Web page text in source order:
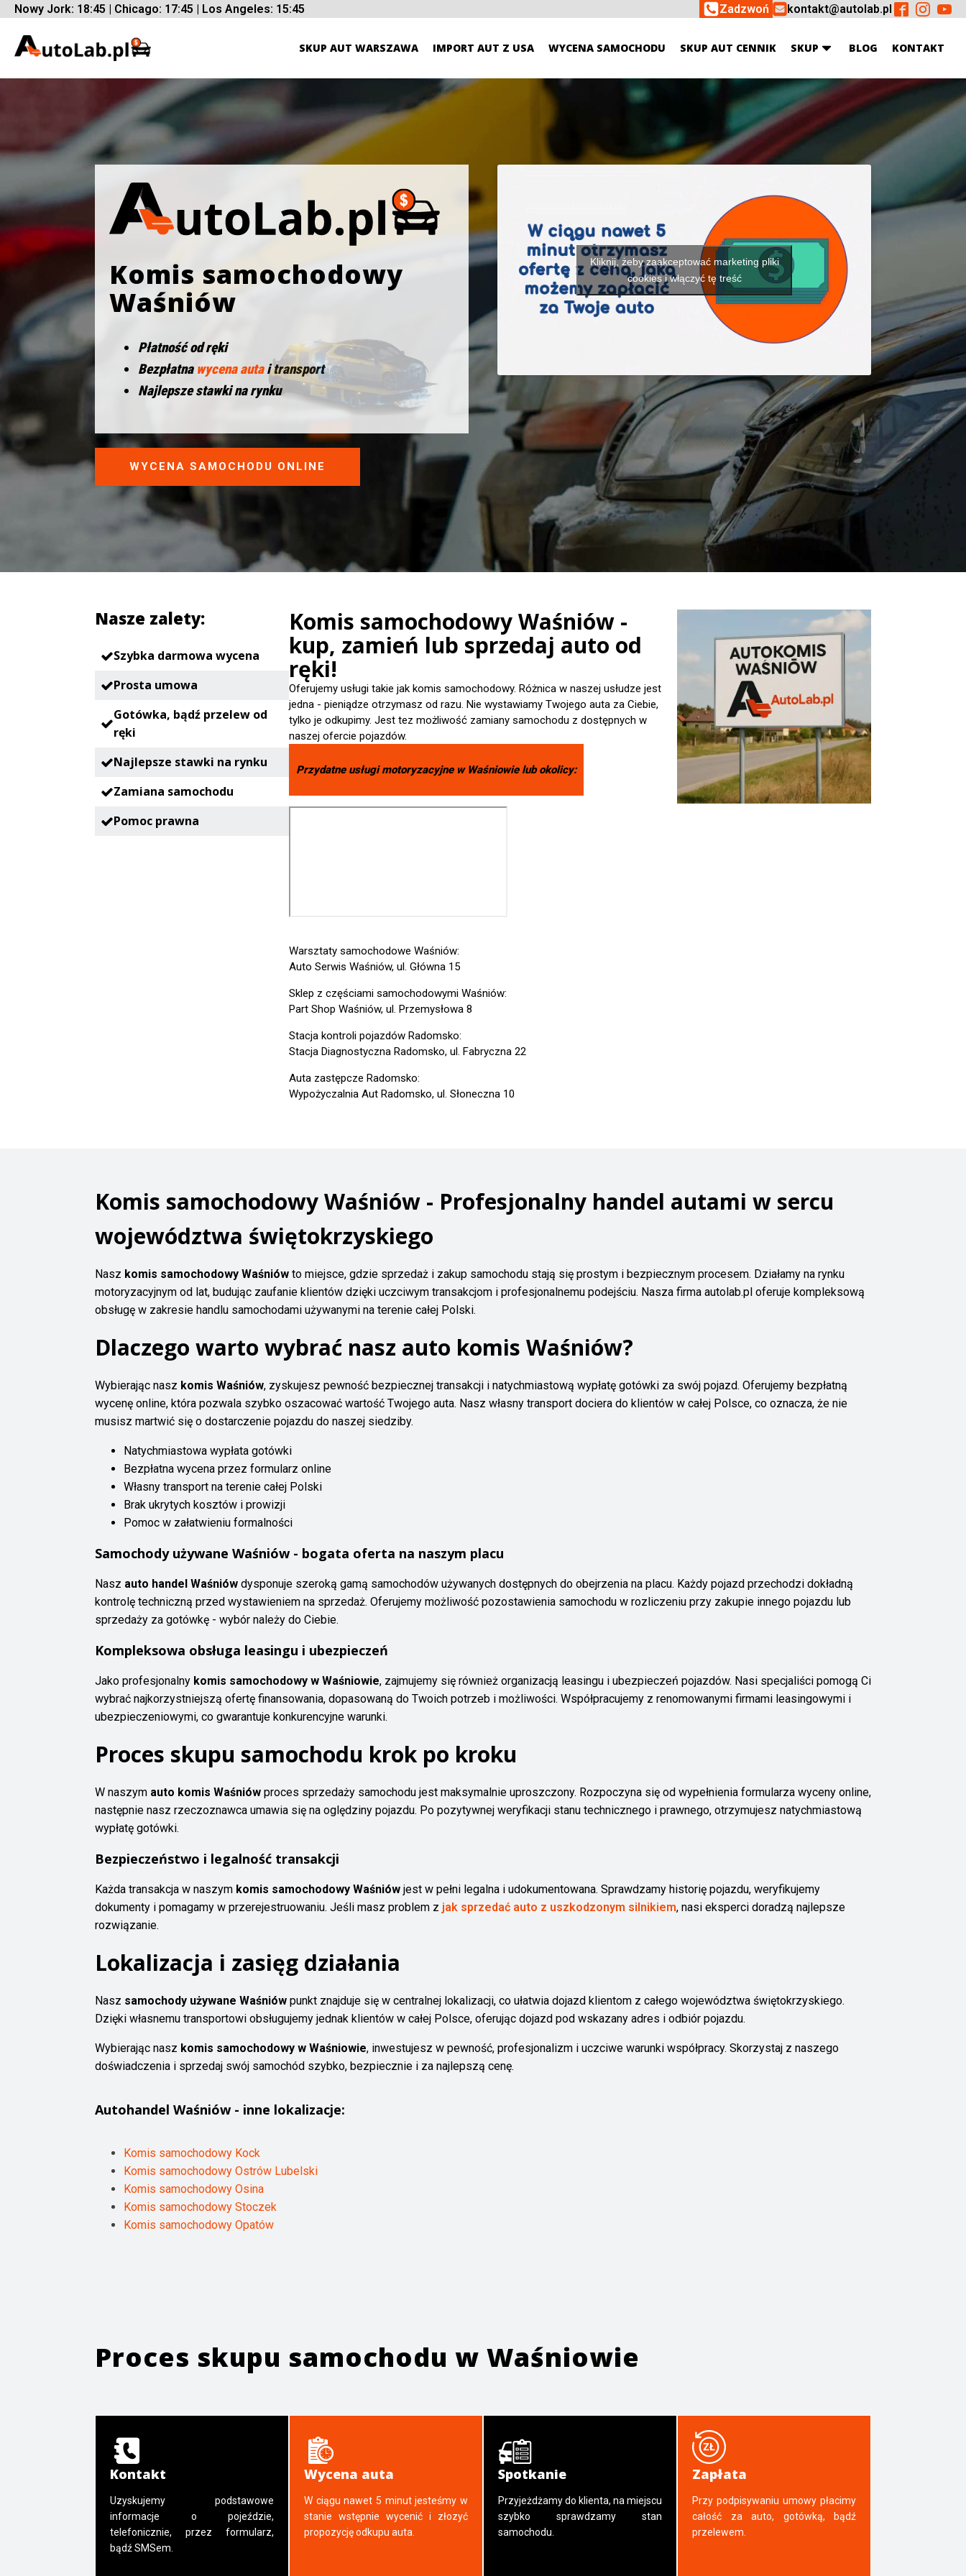
Nowy Jork: 18:45 | Chicago: 17:45 | Los Angeles: 15:45 Zadzwoń kontakt@autolab.pl
SKUP AUT WARSZAWA IMPORT AUT Z USA WYCENA SAMOCHODU SKUP AUT CENNIK SKUP BLOG KONTAKT
Komis samochodowy
Waśniów
Płatność od ręki
Bezpłatna wycena autai transport
Najlepsze stawki na rynku
WYCENA SAMOCHODU ONLINE
Kliknij, żeby zaakceptować marketing pliki
cookies i włączyć tę treść
Nasze zalety:
Szybka darmowa wycena
Prosta umowa
Gotówka, bądź przelew od
ręki
Najlepsze stawki na rynku
Zamiana samochodu
Pomoc prawna
Komis samochodowy Waśniów -
kup, zamień lub sprzedaj auto od
ręki!
Oferujemy usługi takie jak komis samochodowy. Różnica w naszej usłudze jest
jedna - pieniądze otrzymasz od razu. Nie wystawiamy Twojego auta za Ciebie,
tylko je odkupimy. Jest tez możliwość zamiany samochodu z dostępnych w
naszej ofercie pojazdów.
Przydatne usługi motoryzacyjne w Waśniowielub okolicy:
Warsztaty samochodowe Waśniów:
Auto Serwis Waśniów, ul. Główna 15
Sklep z częściami samochodowymi Waśniów:
Part Shop Waśniów, ul. Przemysłowa 8
Stacja kontroli pojazdów Radomsko:
Stacja Diagnostyczna Radomsko, ul. Fabryczna 22
Auta zastępcze Radomsko:
Wypożyczalnia Aut Radomsko, ul. Słoneczna 10
Komis samochodowy Waśniów - Profesjonalny handel autami w sercu
województwa świętokrzyskiego
Nasz komis samochodowy Waśniów to miejsce, gdzie sprzedaż i zakup samochodu stają się prostym i bezpiecznym procesem. Działamy na rynku
motoryzacyjnym od lat, budując zaufanie klientów dzięki uczciwym transakcjom i profesjonalnemu podejściu. Nasza firma autolab.pl oferuje kompleksową
obsługę w zakresie handlu samochodami używanymi na terenie całej Polski.
Dlaczego warto wybrać nasz auto komis Waśniów?
Wybierając nasz komis Waśniów, zyskujesz pewność bezpiecznej transakcji i natychmiastową wypłatę gotówki za swój pojazd. Oferujemy bezpłatną
wycenę online, która pozwala szybko oszacować wartość Twojego auta. Nasz własny transport dociera do klientów w całej Polsce, co oznacza, że nie
musisz martwić się o dostarczenie pojazdu do naszej siedziby.
Natychmiastowa wypłata gotówki
Bezpłatna wycena przez formularz online
Własny transport na terenie całej Polski
Brak ukrytych kosztów i prowizji
Pomoc w załatwieniu formalności
Samochody używane Waśniów - bogata oferta na naszym placu
Nasz auto handel Waśniów dysponuje szeroką gamą samochodów używanych dostępnych do obejrzenia na placu. Każdy pojazd przechodzi dokładną
kontrolę techniczną przed wystawieniem na sprzedaż. Oferujemy możliwość pozostawienia samochodu w rozliczeniu przy zakupie innego pojazdu lub
sprzedaży za gotówkę - wybór należy do Ciebie.
Kompleksowa obsługa leasingu i ubezpieczeń
Jako profesjonalny komis samochodowy w Waśniowie, zajmujemy się również organizacją leasingu i ubezpieczeń pojazdów. Nasi specjaliści pomogą Ci
wybrać najkorzystniejszą ofertę finansowania, dopasowaną do Twoich potrzeb i możliwości. Współpracujemy z renomowanymi firmami leasingowymi i
ubezpieczeniowymi, co gwarantuje konkurencyjne warunki.
Proces skupu samochodu krok po kroku
W naszym auto komis Waśniów proces sprzedaży samochodu jest maksymalnie uproszczony. Rozpoczyna się od wypełnienia formularza wyceny online,
następnie nasz rzeczoznawca umawia się na oględziny pojazdu. Po pozytywnej weryfikacji stanu technicznego i prawnego, otrzymujesz natychmiastową
wypłatę gotówki.
Bezpieczeństwo i legalność transakcji
Każda transakcja w naszym komis samochodowy Waśniów jest w pełni legalna i udokumentowana. Sprawdzamy historię pojazdu, weryfikujemy
dokumenty i pomagamy w przerejestruowaniu. Jeśli masz problem z jak sprzedać auto z uszkodzonym silnikiem, nasi eksperci doradzą najlepsze
rozwiązanie.
Lokalizacja i zasięg działania
Nasz samochody używane Waśniów punkt znajduje się w centralnej lokalizacji, co ułatwia dojazd klientom z całego województwa świętokrzyskiego.
Dzięki własnemu transportowi obsługujemy jednak klientów w całej Polsce, oferując dojazd pod wskazany adres i odbiór pojazdu.
Wybierając nasz komis samochodowy w Waśniowie, inwestujesz w pewność, profesjonalizm i uczciwe warunki współpracy. Skorzystaj z naszego
doświadczenia i sprzedaj swój samochód szybko, bezpiecznie i za najlepszą cenę.
Autohandel Waśniów - inne lokalizacje:
Komis samochodowy Kock
Komis samochodowy Ostrów Lubelski
Komis samochodowy Osina
Komis samochodowy Stoczek
Komis samochodowy Opatów
Proces skupu samochodu w Waśniowie
Kontakt
Uzyskujemy podstawowe
informacje o pojeździe,
telefonicznie, przez formularz,
bądź SMSem.
Wycena auta
W ciągu nawet 5 minut jesteśmy w
stanie wstępnie wycenić i złozyć
propozycję odkupu auta.
Spotkanie
Przyjeżdżamy do klienta, na miejscu
szybko sprawdzamy stan
samochodu.
Zapłata
Przy podpisywaniu umowy płacimy
całość za auto, gotówką, bądź
przelewem.